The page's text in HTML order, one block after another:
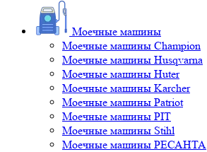
Моечные машины
Моечные машины Champion
Моечные машины Husqvarna
Моечные машины Huter
Моечные машины Karcher
Моечные машины Patriot
Моечные машины PIT
Моечные машины Stihl
Моечные машины РЕСАНТА